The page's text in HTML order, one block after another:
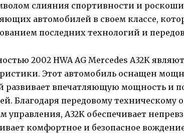
слияния спортивности и
автомобилей в своем классе,
последних технологий и
2002 HWA AG Mercedes A32K
Этот автомобиль оснащен
развивает впечатляющую мощность и
Благодаря передовому
управления, A32K обеспечивает
комфортное и безопасное